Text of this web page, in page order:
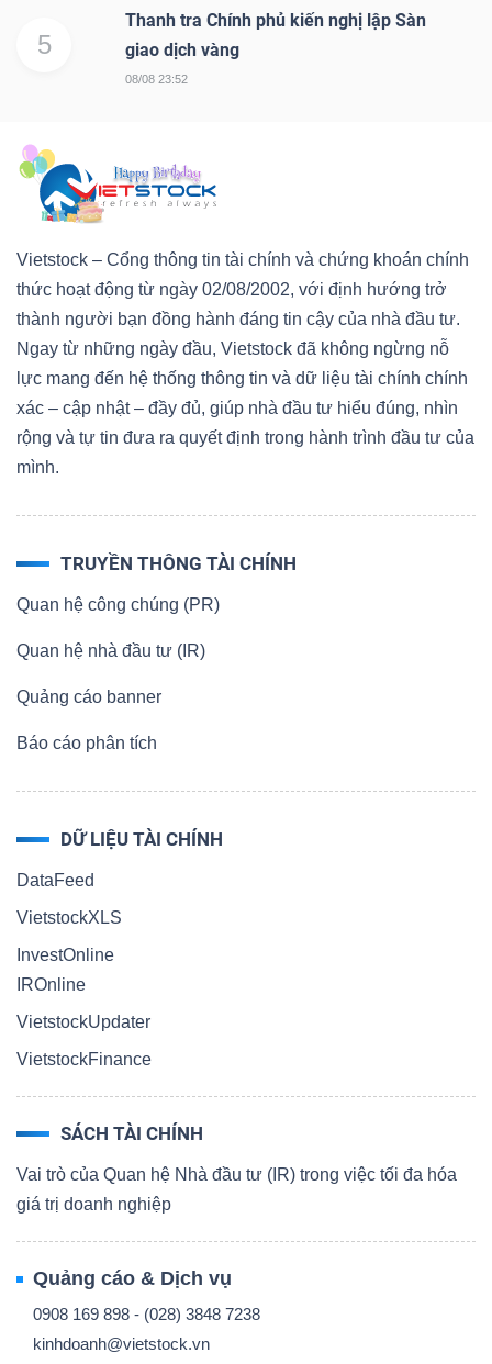
5
Thanh tra Chính phủ kiến nghị lập Sàn
giao dịch vàng
08/08 23:52
Vietstock – Cổng thông tin tài chính và chứng khoán chính
thức hoạt động từ ngày 02/08/2002, với định hướng trở
thành người bạn đồng hành đáng tin cậy của nhà đầu tư.
Ngay từ những ngày đầu, Vietstock đã không ngừng nỗ
lực mang đến hệ thống thông tin và dữ liệu tài chính chính
xác – cập nhật – đầy đủ, giúp nhà đầu tư hiểu đúng, nhìn
rộng và tự tin đưa ra quyết định trong hành trình đầu tư của
mình.
TRUYỀN THÔNG TÀI CHÍNH
Quan hệ công chúng (PR)
Quan hệ nhà đầu tư (IR)
Quảng cáo banner
Báo cáo phân tích
DỮ LIỆU TÀI CHÍNH
DataFeed
VietstockXLS
InvestOnline
IROnline
VietstockUpdater
VietstockFinance
SÁCH TÀI CHÍNH
Vai trò của Quan hệ Nhà đầu tư (IR) trong việc tối đa hóa
giá trị doanh nghiệp
Quảng cáo & Dịch vụ
0908 169 898 - (028) 3848 7238
kinhdoanh@vietstock.vn